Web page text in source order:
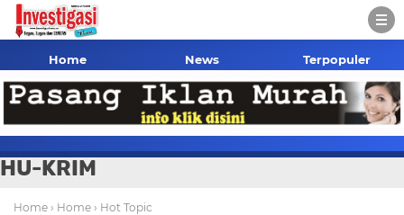
Home News Terpopuler
HU-KRIM
Home › Home › Hot Topic